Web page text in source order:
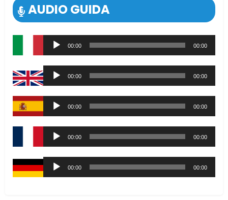
AUDIO GUIDA
Audio
Player
00:00 00:00
Audio
Player
00:00 00:00
Audio
Player
00:00 00:00
Audio
Player
00:00 00:00
Audio
Player
00:00 00:00